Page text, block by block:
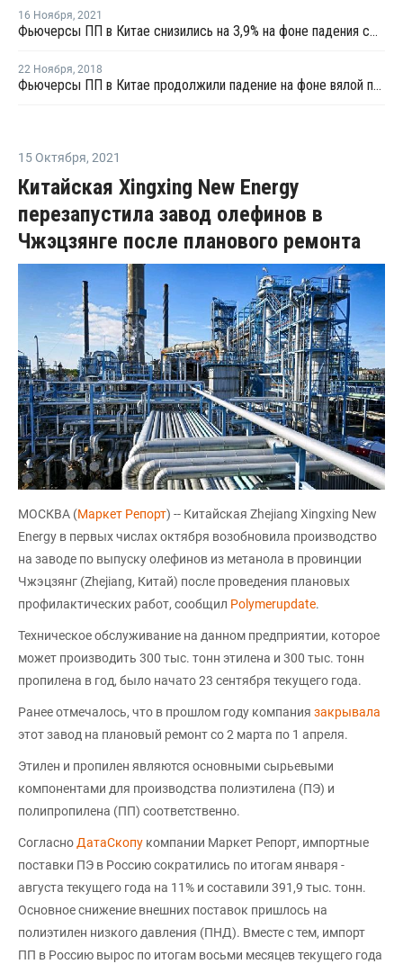
16 Ноября, 2021
Фьючерсы ПП в Китае снизились на 3,9% на фоне падения сырьевых цен
22 Ноября, 2018
Фьючерсы ПП в Китае продолжили падение на фоне вялой покупательской активности
15 Октября, 2021
Китайская Xingxing New Energy
перезапустила завод олефинов в
Чжэцзянге после планового ремонта
МОСКВА (Маркет Репорт) -- Китайская Zhejiang Xingxing New
Energy в первых числах октября возобновила производство
на заводе по выпуску олефинов из метанола в провинции
Чжэцзянг (Zhejiang, Китай) после проведения плановых
профилактических работ, сообщил Polymerupdate.
Техническое обслуживание на данном предприятии, которое
может производить 300 тыс. тонн этилена и 300 тыс. тонн
пропилена в год, было начато 23 сентября текущего года.
Ранее отмечалось, что в прошлом году компания закрывала
этот завод на плановый ремонт со 2 марта по 1 апреля.
Этилен и пропилен являются основными сырьевыми
компонентами для производства полиэтилена (ПЭ) и
полипропилена (ПП) соответственно.
СогласноДатаСкопу компании Маркет Репорт, импортные
поставки ПЭ в Россию сократились по итогам января -
августа текущего года на 11% и составили 391,9 тыс. тонн.
Основное снижение внешних поставок пришлось на
полиэтилен низкого давления (ПНД). Вместе с тем, импорт
ПП в Россию вырос по итогам восьми месяцев текущего года